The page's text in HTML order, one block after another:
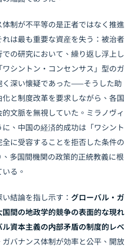
制が不平等の是正者ではなく推進
は最も重要な資産を失う：被治者
の研究において、繰り返し浮上し
シントン・コンセンサス」型のガ
く深い懐疑であった——そうした助
と制度改革を要求しながら、各国
文脈を無視していた。ミラノヴィ
、中国の経済的成功は「ワシント
に受容することを拒否した条件の
多国間機関の政策的正統教義に根
る。
結論を指し示す： グローバル・ガ
間の地政学的競争の表面的な現れ
資本主義の内部矛盾の制度的レベ
ガバナンス体制が効率と公平、開放